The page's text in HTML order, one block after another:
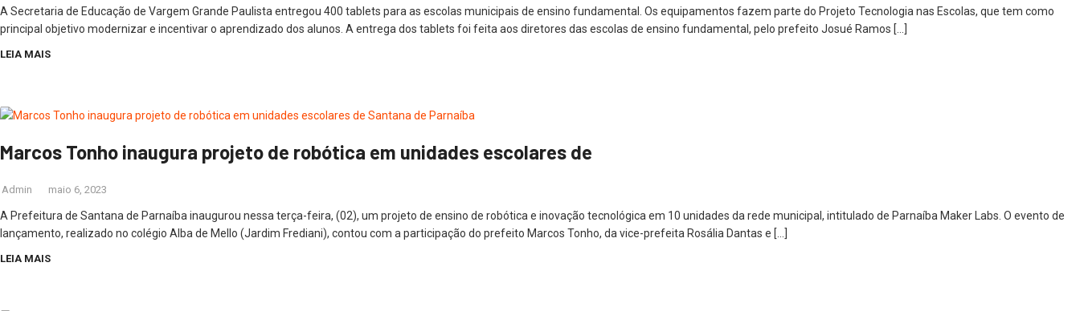
A Secretaria de Educação de Vargem Grande Paulista entregou 400 tablets para as escolas municipais de ensino fundamental. Os equipamentos fazem parte do Projeto Tecnologia nas Escolas, que tem como
principal objetivo modernizar e incentivar o aprendizado dos alunos. A entrega dos tablets foi feita aos diretores das escolas de ensino fundamental, pelo prefeito Josué Ramos […]
LEIA MAIS
Marcos Tonho inaugura projeto de robótica em unidades escolares de
Admin maio 6, 2023
A Prefeitura de Santana de Parnaíba inaugurou nessa terça-feira, (02), um projeto de ensino de robótica e inovação tecnológica em 10 unidades da rede municipal, intitulado de Parnaíba Maker Labs. O evento de
lançamento, realizado no colégio Alba de Mello (Jardim Frediani), contou com a participação do prefeito Marcos Tonho, da vice-prefeita Rosália Dantas e […]
LEIA MAIS